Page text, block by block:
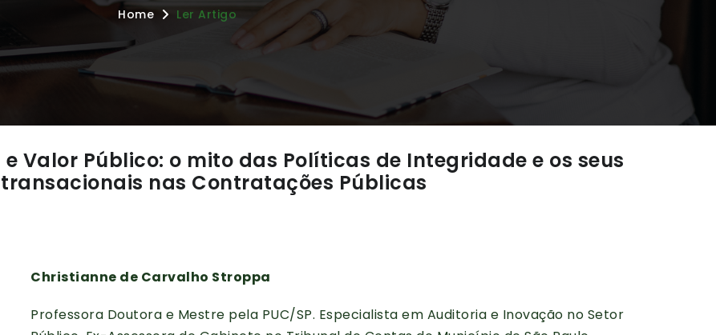
Home Ler Artigo
Valor Público: o mito das Políticas de Integridade e os seus
nas Contratações Públicas
Christianne de Carvalho Stroppa
Professora Doutora e Mestre pela PUC/SP. Especialista em Auditoria e Inovação no Setor